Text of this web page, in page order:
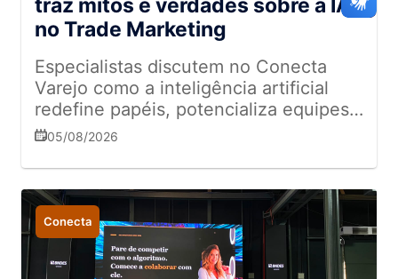
traz mitos e verdades sobre a IA
no Trade Marketing
Especialistas discutem no Conecta
Varejo como a inteligência artificial
redefine papéis, potencializa equipes
de campo e transforma a gestão de
05/08/2026
Conecta